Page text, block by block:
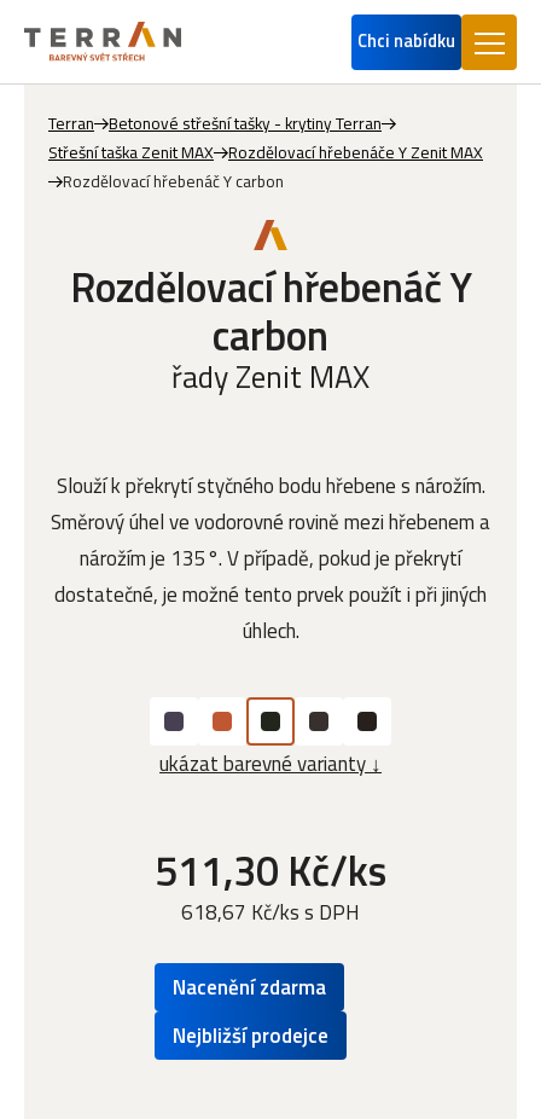
Chci nabídku
Terran
Betonové střešní tašky - krytiny Terran
Střešní taška Zenit MAX
Rozdělovací hřebenáče Y Zenit MAX
Rozdělovací hřebenáč Y carbon
Rozdělovací hřebenáč Y
carbon
řady Zenit MAX
Slouží k překrytí styčného bodu hřebene s nárožím.
Směrový úhel ve vodorovné rovině mezi hřebenem a
nárožím je 135°. V případě, pokud je překrytí
dostatečné, je možné tento prvek použít i při jiných
úhlech.
ukázat barevné varianty ↓
511,30 Kč/ks
618,67 Kč/ks s DPH
Nacenění zdarma
Nejbližší prodejce